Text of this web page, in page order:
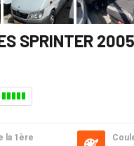
SPRINTER 2005
la 1ère